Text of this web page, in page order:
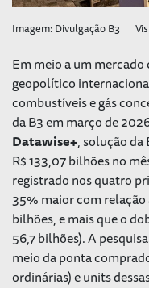
Imagem: Divulgação B3
Em meio a um mercado
geopolítico
combustíveis e gás
da B3 em março de
Datawise+, solução
R$ 133,07 bilhões no
registrado nos quatro
35% maior com
bilhões, e mais que o
56,7 bilhões). A
meio da ponta
ordinárias) e units